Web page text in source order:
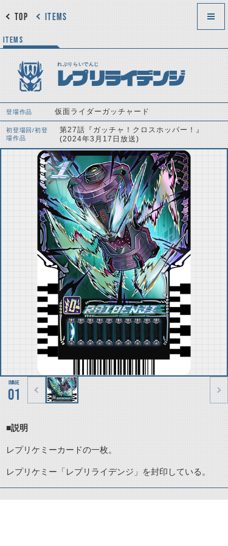
ITEMS
TOP
ITEMS
れぷりらいでんじ
レプリライデンジ
登場作品 仮面ライダーガッチャード
初登場回/初登
場作品
第27話『ガッチャ！クロスホッパー！』
(2024年3月17日放送)
01
■説明
レプリケミーカードの一枚。
レプリケミー「レプリライデンジ」を封印している。